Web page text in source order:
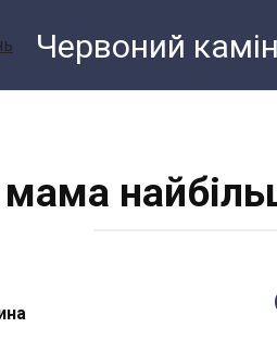
Червоний